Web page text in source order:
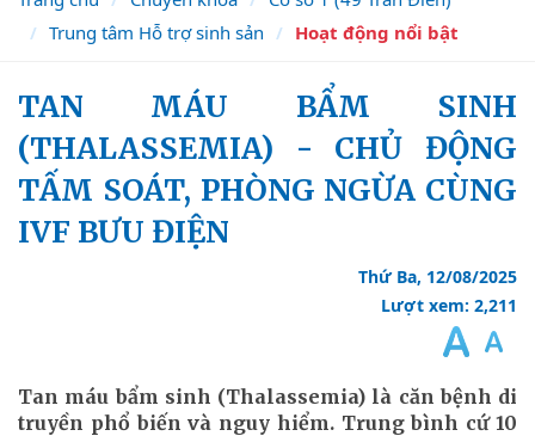
Trung tâm Hỗ trợ sinh sản
Hoạt động nổi bật
TAN MÁU BẨM SINH
(THALASSEMIA) - CHỦ ĐỘNG
TẤM SOÁT, PHÒNG NGỪA CÙNG
IVF BƯU ĐIỆN
Thứ Ba, 12/08/2025
Lượt xem: 2,211
Tan máu bẩm sinh (Thalassemia) là căn bệnh di
truyền phổ biến và nguy hiểm. Trung bình cứ 10